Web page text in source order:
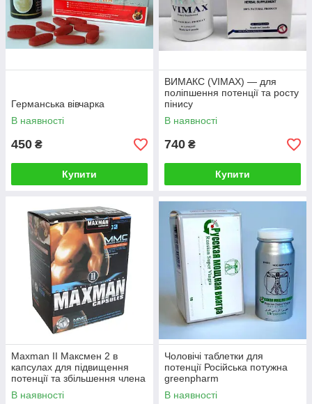
Германська вівчарка
В наявності
450 ₴
Купити
ВИМАКС (VIMAX) — для
поліпшення потенції та росту
пінису
В наявності
740 ₴
Купити
Maxman II Максмен 2 в
капсулах для підвищення
потенції та збільшення члена
60 капсул
В наявності
Чоловічі таблетки для
потенції Російська потужна
greenpharm
В наявності